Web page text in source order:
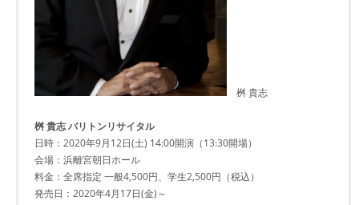
桝 貴志
桝 貴志 バリトンリサイタル
日時：2020年9月12日(土) 14:00開演（13:30開場）
会場：浜離宮朝日ホール
料金：全席指定 一般4,500円、学生2,500円（税込）
発売日：2020年4月17日(金)～